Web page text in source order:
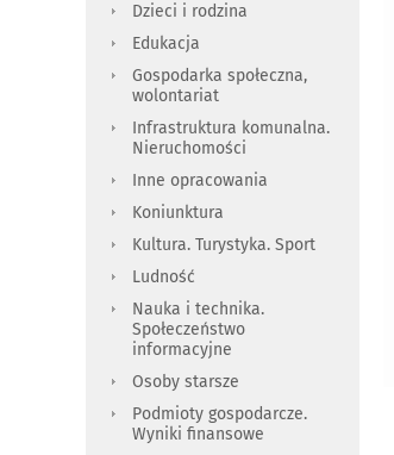
Dzieci i rodzina
Edukacja
Gospodarka społeczna,
wolontariat
Infrastruktura komunalna.
Nieruchomości
Inne opracowania
Koniunktura
Kultura. Turystyka. Sport
Ludność
Nauka i technika.
Społeczeństwo
informacyjne
Osoby starsze
Podmioty gospodarcze.
Wyniki finansowe